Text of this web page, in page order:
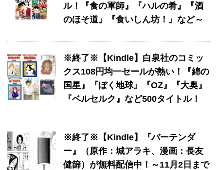
ル！『食の軍師』『ハルの肴』『酒
のほそ道』『食いしん坊！』など～
※終了※【Kindle】白泉社のコミッ
クス108円均一セールが熱い！『綿の
国星』『ぼく地球』『OZ』『大奥』
『ベルセルク』など500タイトル！
※終了※【Kindle】『バーテンダ
ー』（原作：城アラキ、漫画：長友
健篩）が無料配信中！～11月2日まで